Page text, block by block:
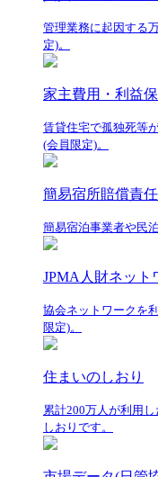
管理業務に起因する
定)。
家主費用・利益
賃貸住宅で孤独死等
(会員限定)。
簡易宿所賠償責
簡易宿泊事業者や民
JPMA人財ネット
協会ネットワークを
限定)。
住まいのしおり
累計200万人が利用
しおりです。